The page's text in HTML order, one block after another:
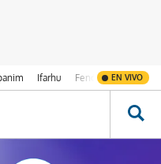
Ifarhu Fenómeno de El
EN VIVO